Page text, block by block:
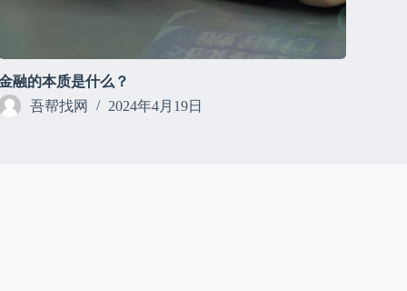
融的本质是什么？
吾帮找网
2024年4月19日